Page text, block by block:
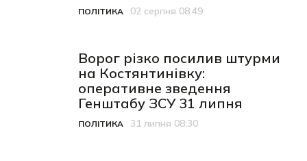
Категорія
ПОЛІТИКА
Дата публікації
02 серпня 08:49
Ворог різко посилив штурми
на Костянтинівку:
оперативне зведення
Генштабу ЗСУ 31 липня
Категорія
ПОЛІТИКА
Дата публікації
31 липня 08:30